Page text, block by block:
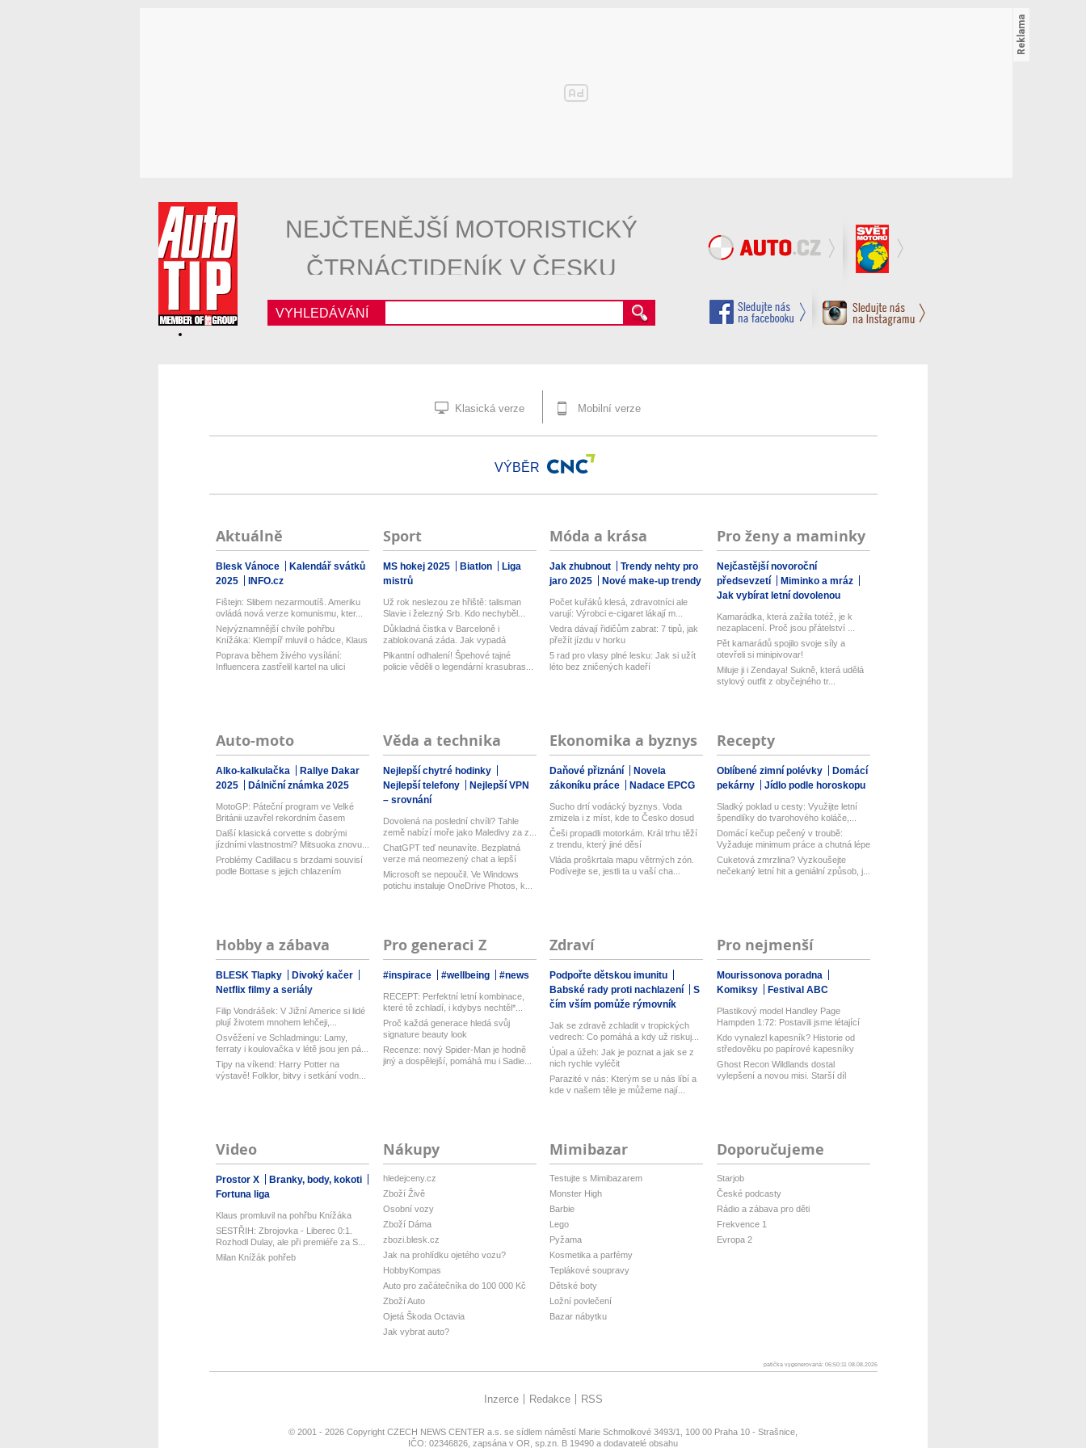
NEJČTENĚJŠÍ MOTORISTICKÝ
ČTRNÁCTIDENÍK V ČESKU
VYHLEDÁVÁNÍ
Klasická verze Mobilní verze
VÝBĚR
Aktuálně
Blesk Vánoce
Kalendář svátků
2025
INFO.cz
Fištejn: Slibem nezarmoutíš. Ameriku
ovládá nová verze komunismu, kter...
Nejvýznamnější chvíle pohřbu
Knížáka: Klempíř mluvil o hádce, Klaus
vz...
Poprava během živého vysílání:
Influencera zastřelil kartel na ulici
Sport
MS hokej 2025 Biatlon
Liga
mistrů
Už rok neslezou ze hřiště: talisman
Slavie i železný Srb. Kdo nechyběl...
Důkladná čistka v Barceloně i
zablokovaná záda. Jak vypadá
hektické lé...
Pikantní odhalení! Špehové tajné
policie věděli o legendární krasubras...
Móda a krása
Jak zhubnout
Trendy nehty pro
jaro 2025
Nové make-up trendy
Počet kuřáků klesá, zdravotníci ale
varují: Výrobci e-cigaret lákají m...
Vedra dávají řidičům zabrat: 7 tipů, jak
přežít jízdu v horku
5 rad pro vlasy plné lesku: Jak si užít
léto bez zničených kadeří
Pro ženy a maminky
Nejčastější novoroční
předsevzetí
Miminko a mráz
Jak vybírat letní dovolenou
Kamarádka, která zažila totéž, je k
nezaplacení. Proč jsou přátelství ...
Pět kamarádů spojilo svoje síly a
otevřeli si minipivovar!
Miluje ji i Zendaya! Sukně, která udělá
stylový outfit z obyčejného tr...
Auto-moto
Alko-kalkulačka
Rallye Dakar
2025
Dálniční známka 2025
MotoGP: Páteční program ve Velké
Británii uzavřel rekordním časem
Bezz...
Další klasická corvette s dobrými
jízdními vlastnostmi? Mitsuoka znovu...
Problémy Cadillacu s brzdami souvisí
podle Bottase s jejich chlazením
Věda a technika
Nejlepší chytré hodinky
Nejlepší telefony
Nejlepší VPN
– srovnání
Dovolená na poslední chvíli? Tahle
země nabízí moře jako Maledivy za z...
ChatGPT teď neunavíte. Bezplatná
verze má neomezený chat a lepší
model...
Microsoft se nepoučil. Ve Windows
potichu instaluje OneDrive Photos, k...
Ekonomika a byznys
Daňové přiznání
Novela
zákoníku práce
Nadace EPCG
Sucho drtí vodácký byznys. Voda
zmizela i z míst, kde to Česko dosud
n...
Češi propadli motorkám. Král trhu těží
z trendu, který jiné děsí
Vláda proškrtala mapu větrných zón.
Podívejte se, jestli ta u vaší cha...
Recepty
Oblíbené zimní polévky
Domácí
pekárny
Jídlo podle horoskopu
Sladký poklad u cesty: Využijte letní
špendlíky do tvarohového koláče,...
Domácí kečup pečený v troubě:
Vyžaduje minimum práce a chutná lépe
než...
Cuketová zmrzlina? Vyzkoušejte
nečekaný letní hit a geniální způsob, j...
Hobby a zábava
BLESK Tlapky
Divoký kačer
Netflix filmy a seriály
Filip Vondrášek: V Jižní Americe si lidé
plují životem mnohem lehčeji,...
Osvěžení ve Schladmingu: Lamy,
ferraty i koulovačka v létě jsou jen pá...
Tipy na víkend: Harry Potter na
výstavě! Folklor, bitvy i setkání vodn...
Pro generaci Z
#inspirace #wellbeing #news
RECEPT: Perfektní letní kombinace,
které tě zchladí, i kdybys nechtěl*...
Proč každá generace hledá svůj
signature beauty look
Recenze: nový Spider-Man je hodně
jiný a dospělejší, pomáhá mu i Sadie...
Zdraví
Podpořte dětskou imunitu
Babské rady proti nachlazení
S
čím vším pomůže rýmovník
Jak se zdravě zchladit v tropických
vedrech: Co pomáhá a kdy už riskuj...
Úpal a úžeh: Jak je poznat a jak se z
nich rychle vyléčit
Parazité v nás: Kterým se u nás líbí a
kde v našem těle je můžeme nají...
Pro nejmenší
Mourissonova poradna
Komiksy
Festival ABC
Plastikový model Handley Page
Hampden 1:72: Postavili jsme létající
ku...
Kdo vynalezl kapesník? Historie od
středověku po papírové kapesníky
Ghost Recon Wildlands dostal
vylepšení a novou misi. Starší díl
Video
Prostor X
Branky, body, kokoti
Fortuna liga
Klaus promluvil na pohřbu Knížáka
SESTŘIH: Zbrojovka - Liberec 0:1.
Rozhodl Dulay, ale při premiéře za S...
Milan Knížák pohřeb
Nákupy
hledejceny.cz
Zboží Živě
Osobní vozy
Zboží Dáma
zbozi.blesk.cz
Jak na prohlídku ojetého vozu?
HobbyKompas
Auto pro začátečníka do 100 000 Kč
Zboží Auto
Ojetá Škoda Octavia
Jak vybrat auto?
Mimibazar
Testujte s Mimibazarem
Monster High
Barbie
Lego
Pyžama
Kosmetika a parfémy
Teplákové soupravy
Dětské boty
Ložní povlečení
Bazar nábytku
Doporučujeme
Starjob
České podcasty
Rádio a zábava pro děti
Frekvence 1
Evropa 2
patička vygenerovaná: 06:50:11 08.08.2026
Inzerce Redakce RSS
© 2001 - 2026 Copyright CZECH NEWS CENTER a.s. se sídlem náměstí Marie Schmolkové 3493/1, 100 00 Praha 10 - Strašnice,
IČO: 02346826, zapsána v OR, sp.zn. B 19490 a dodavatelé obsahu